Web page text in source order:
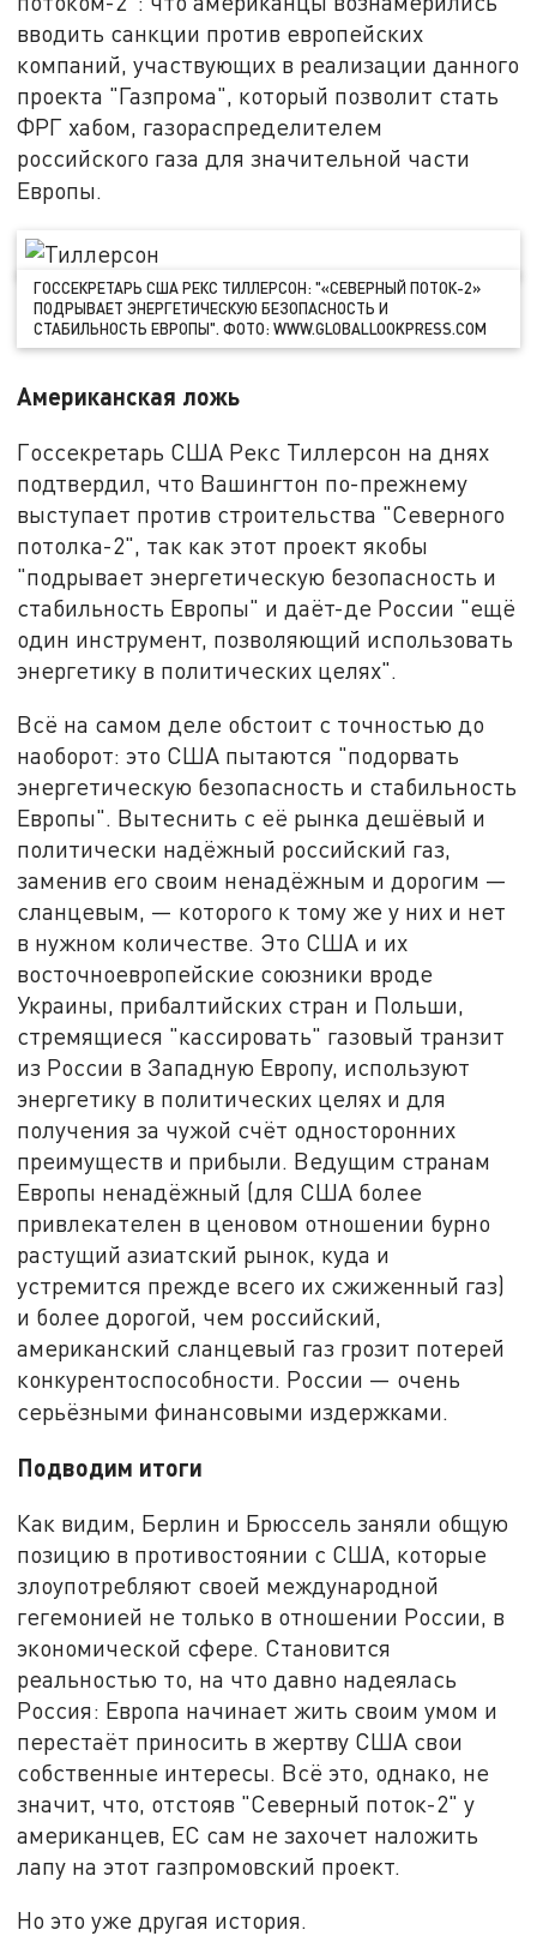
вводить санкции против европейских
компаний, участвующих в реализации данного
проекта "Газпрома", который позволит стать
ФРГ хабом, газораспределителем
российского газа для значительной части
Европы.
ГОССЕКРЕТАРЬ США РЕКС ТИЛЛЕРСОН: "«СЕВЕРНЫЙ ПОТОК-2»
ПОДРЫВАЕТ ЭНЕРГЕТИЧЕСКУЮ БЕЗОПАСНОСТЬ И
СТАБИЛЬНОСТЬ ЕВРОПЫ". ФОТО: WWW.GLOBALLOOKPRESS.COM
Американская ложь
Госсекретарь США Рекс Тиллерсон на днях
подтвердил, что Вашингтон по-прежнему
выступает против строительства "Северного
потолка-2", так как этот проект якобы
"подрывает энергетическую безопасность и
стабильность Европы" и даёт-де России "ещё
один инструмент, позволяющий использовать
энергетику в политических целях".
Всё на самом деле обстоит с точностью до
наоборот: это США пытаются "подорвать
энергетическую безопасность и стабильность
Европы". Вытеснить с её рынка дешёвый и
политически надёжный российский газ,
заменив его своим ненадёжным и дорогим —
сланцевым, — которого к тому же у них и нет
в нужном количестве. Это США и их
восточноевропейские союзники вроде
Украины, прибалтийских стран и Польши,
стремящиеся "кассировать" газовый транзит
из России в Западную Европу, используют
энергетику в политических целях и для
получения за чужой счёт односторонних
преимуществ и прибыли. Ведущим странам
Европы ненадёжный (для США более
привлекателен в ценовом отношении бурно
растущий азиатский рынок, куда и
устремится прежде всего их сжиженный газ)
и более дорогой, чем российский,
американский сланцевый газ грозит потерей
конкурентоспособности. России — очень
серьёзными финансовыми издержками.
Подводим итоги
Как видим, Берлин и Брюссель заняли общую
позицию в противостоянии с США, которые
злоупотребляют своей международной
гегемонией не только в отношении России, в
экономической сфере. Становится
реальностью то, на что давно надеялась
Россия: Европа начинает жить своим умом и
перестаёт приносить в жертву США свои
собственные интересы. Всё это, однако, не
значит, что, отстояв "Северный поток-2" у
американцев, ЕС сам не захочет наложить
лапу на этот газпромовский проект.
Но это уже другая история.